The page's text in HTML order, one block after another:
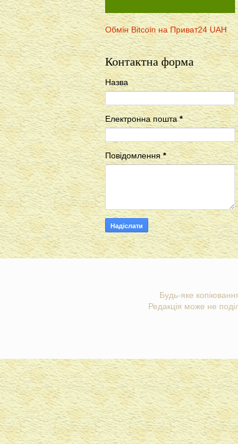
Обмін Bitcoin на Приват24 UAH
Контактна форма
Назва
Електронна пошта*
Повідомлення*
Будь-яке
Редакція може не